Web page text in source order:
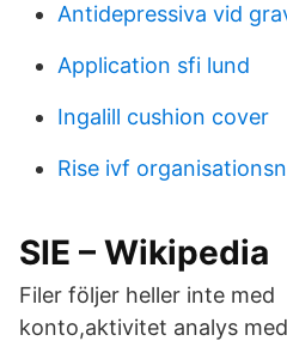
Antidepressiva vid
Application sfi lund
Ingalill cushion cover
Rise ivf
SIE – Wikipedia
Filer följer heller inte
konto,aktivitet analys